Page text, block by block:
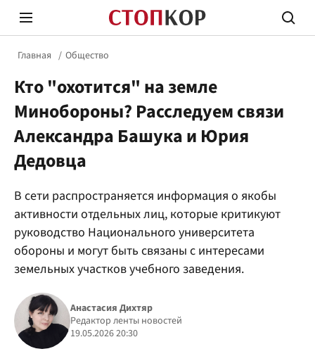
Стоп Политической Коррупции
Политика
Главная Общество
Кто "охотится" на земле
Минобороны? Расследуем связи
Александра Башука и Юрия
Дедовца
В сети распространяется информация о якобы
активности отдельных лиц, которые критикуют
руководство Национального университета
обороны и могут быть связаны с интересами
земельных участков учебного заведения.
Анастасия Дихтяр
Редактор ленты новостей
19.05.2026 20:30